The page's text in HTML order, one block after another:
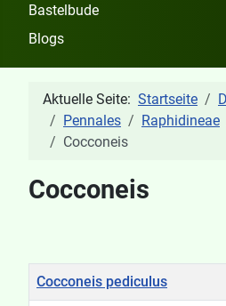
Bastelbude
Blogs
Aktuelle Seite: Startseite
Pennales
Raphidineae
Cocconeis
Cocconeis
Titel
Cocconeis pediculus